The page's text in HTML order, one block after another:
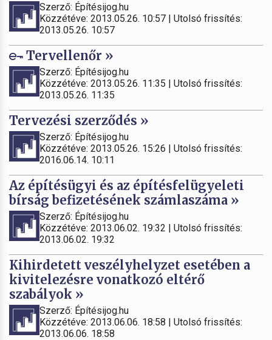
Szerző: Építésijog.hu
Közzétéve: 2013.05.26. 10:57 | Utolsó frissítés:
2013.05.26. 10:57
Tervellenőr »
Szerző: Építésijog.hu
Közzétéve: 2013.05.26. 11:35 | Utolsó frissítés:
2013.05.26. 11:35
Tervezési szerződés »
Szerző: Építésijog.hu
Közzétéve: 2013.05.26. 15:26 | Utolsó frissítés:
2016.06.14. 10:11
Az építésügyi és az építésfelügyeleti
bírság befizetésének számlaszáma »
Szerző: Építésijog.hu
Közzétéve: 2013.06.02. 19:32 | Utolsó frissítés:
2013.06.02. 19:32
Kihirdetett veszélyhelyzet esetében a
kivitelezésre vonatkozó eltérő
szabályok »
Szerző: Építésijog.hu
Közzétéve: 2013.06.06. 18:58 | Utolsó frissítés:
2013.06.06. 18:58